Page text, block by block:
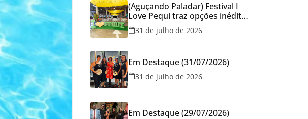
(Aguçando Paladar) Festival I
Love Pequi traz opções inéditas
de pratos e atrações gratuitas
no fim de semana dos Pais em
31 de julho de 2026
Em Destaque (31/07/2026)
31 de julho de 2026
Em Destaque (29/07/2026)